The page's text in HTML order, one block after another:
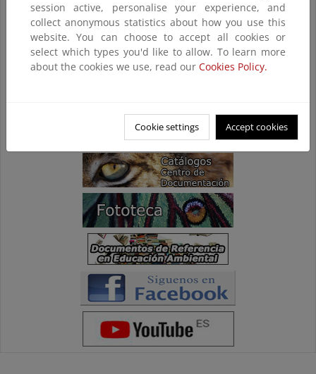
session active, personalise your experience, and
collect anonymous statistics about how you use this
website. You can choose to accept all cookies or
select which types you'd like to allow. To learn more
about the cookies we use, read our Cookies Policy.
Cookie settings Accept cookies